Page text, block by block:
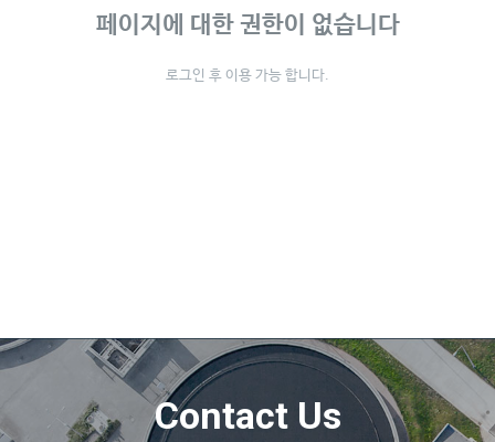
페이지에 대한 권한이 없습니다
로그인 후 이용 가능 합니다.
Contact Us